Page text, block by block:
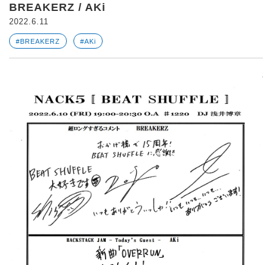
BREAKERZ / AKi
2022.6.11
#BREAKERZ #AKi